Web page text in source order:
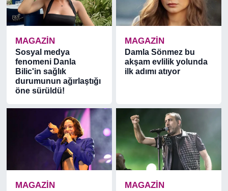
MAGAZİN
Sosyal medya
fenomeni Danla
Bilic'in sağlık
durumunun ağırlaştığı
öne sürüldü!
MAGAZİN
Damla Sönmez bu
akşam evlilik yolunda
ilk adımı atıyor
MAGAZİN MAGAZİN